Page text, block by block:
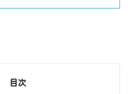
目次